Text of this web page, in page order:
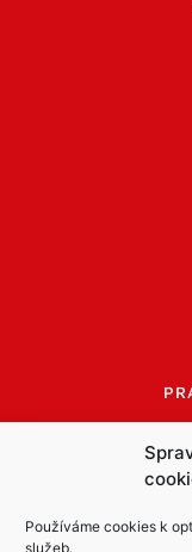
Používáme cookies k
služeb.